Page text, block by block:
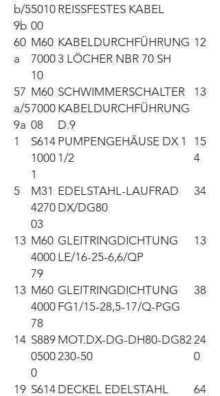
b/5
9b
5010
00
REISSFESTES KABEL
60
a
M60
7000
10
KABELDURCHFÜHRUNG
3 LÖCHER NBR 70 SH
12
57
a/5
9a
M60
7000
08
SCHWIMMERSCHALTER
KABELDURCHFÜHRUNG
D.9
13
1
S614
1000
1
PUMPENGEHÄUSE DX 1
1/2
15
4
5
M31
4270
03
EDELSTAHL-LAUFRAD
DX/DG80
34
13 M60
4000
79
GLEITRINGDICHTUNG
LE/16-25-6,6/QP
13
13 M60
4000
78
GLEITRINGDICHTUNG
FG1/15-28,5-17/Q-PGG
38
14 S889
0500
0
MOT.DX-DG-DH80-DG82
230-50
24
0
19 S614 DECKEL EDELSTAHL 64